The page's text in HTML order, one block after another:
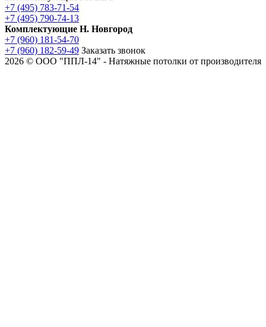
+7 (495) 783-71-54
+7 (495) 790-74-13
Комплектующие Н. Новгород
+7 (960) 181-54-70
+7 (960) 182-59-49 Заказать звонок
2026 © ООО "ППЛ-14" - Натяжные потолки от производителя